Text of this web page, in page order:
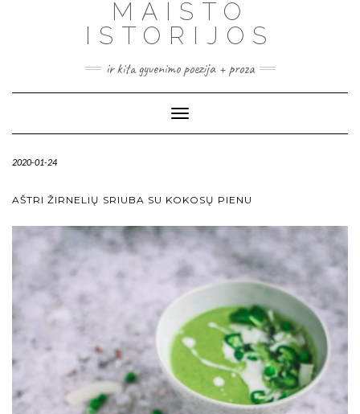
MAISTO
ISTORIJOS
ir kita gyvenimo poezija + proza
Toggle
Navigation
2020-01-24
AŠTRI ŽIRNELIŲ SRIUBA SU KOKOSŲ PIENU